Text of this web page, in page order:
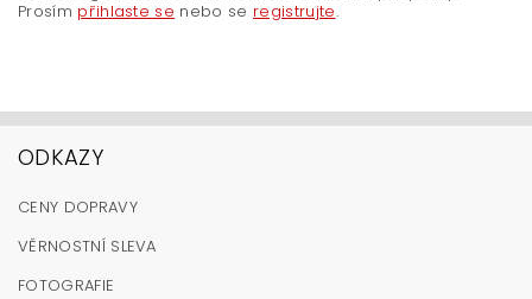
Prosím přihlaste se nebo se registrujte.
ODKAZY
CENY DOPRAVY
VĚRNOSTNÍ SLEVA
FOTOGRAFIE